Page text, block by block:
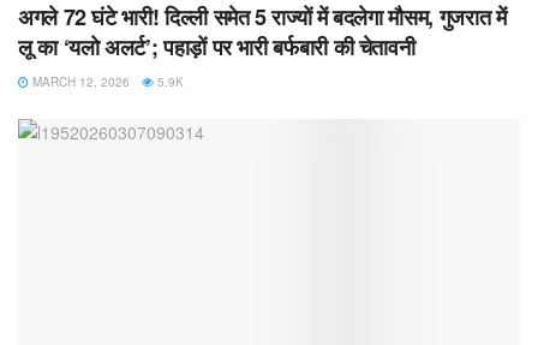
अगले 72 घंटे भारी! दिल्ली समेत 5 राज्यों में बदलेगा मौसम, गुजरात में
लू का ‘यलो अलर्ट’; पहाड़ों पर भारी बर्फबारी की चेतावनी
MARCH 12, 2026 5.9K